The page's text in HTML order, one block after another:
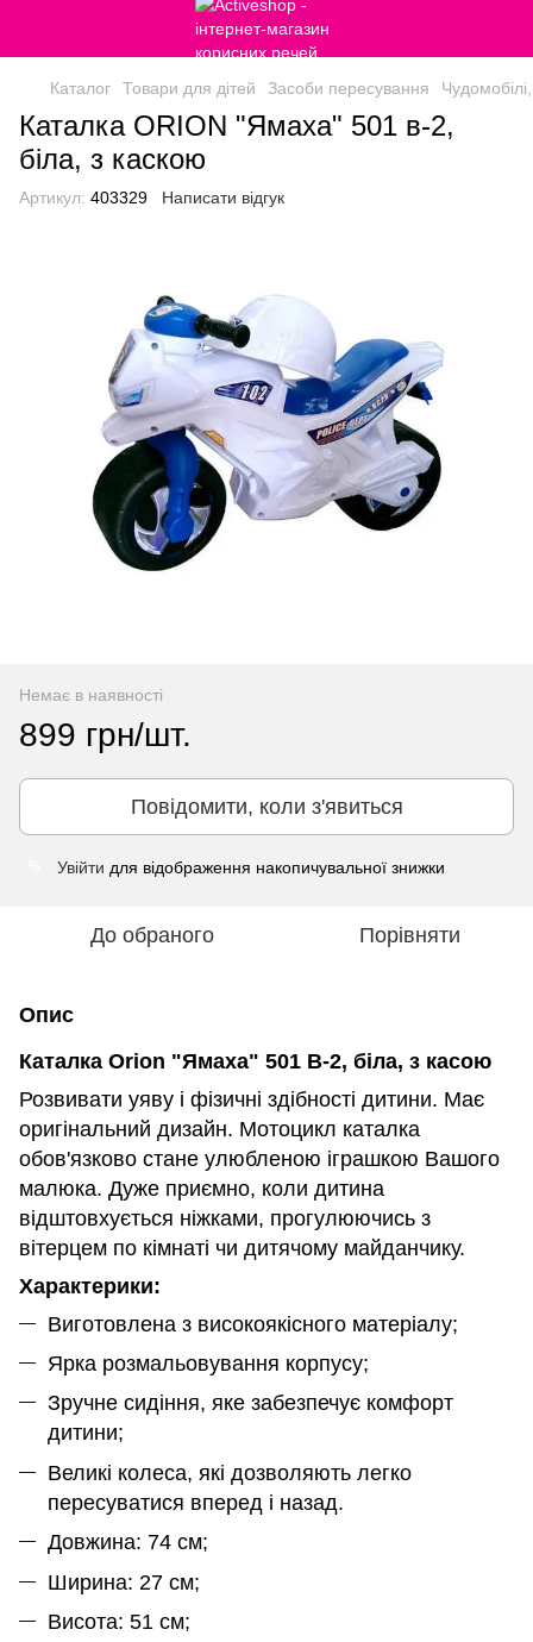
Каталог Товари для дітей Засоби пересування
Каталка ORION "Ямаха" 501 в-2,
біла, з каскою
Артикул: 403329 Написати відгук
Немає в наявності
899 грн/шт.
Повідомити, коли з'явиться
Увійти для відображення накопичувальної знижки
До обраного Порівняти
Опис
Каталка Orion "Ямаха" 501 В-2, біла, з касою
Розвивати уяву і фізичні здібності дитини. Має
оригінальний дизайн. Мотоцикл каталка
обов'язково стане улюбленою іграшкою Вашого
малюка. Дуже приємно, коли дитина
відштовхується ніжками, прогулюючись з
вітерцем по кімнаті чи дитячому майданчику.
Характерики:
Виготовлена з високоякісного матеріалу;
Ярка розмальовування корпусу;
Зручне сидіння, яке забезпечує комфорт
дитини;
Великі колеса, які дозволяють легко
пересуватися вперед і назад.
Довжина: 74 см;
Ширина: 27 см;
Висота: 51 см;